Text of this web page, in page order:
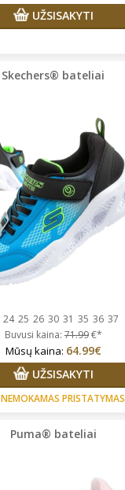
UŽSISAKYTI
Skechers® bateliai
24 25 26 30 31 35 36 37
Buvusi kaina:71.99€*
Mūsų kaina: 64.99€
UŽSISAKYTI
NEMOKAMAS PRISTATYMAS
Puma® bateliai